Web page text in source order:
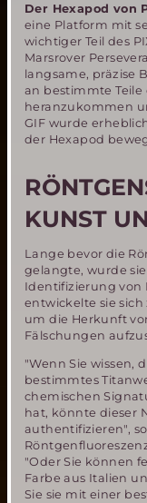
Der Hexapod von
eine Platform mit
wichtiger Teil des
Marsrover
langsame, präzise
an bestimmte Teile
heranzukommen
GIF wurde
der Hexapod
KUNST
Lange bevor die
gelangte, wurde
Identifizierung von
entwickelte sie
um die Herkunft
Fälschungen
"Wenn Sie wissen,
bestimmtes
chemischen
hat, könnte dieser
authentifizieren",
"Oder Sie können
Farbe aus Italien
Sie sie mit einer